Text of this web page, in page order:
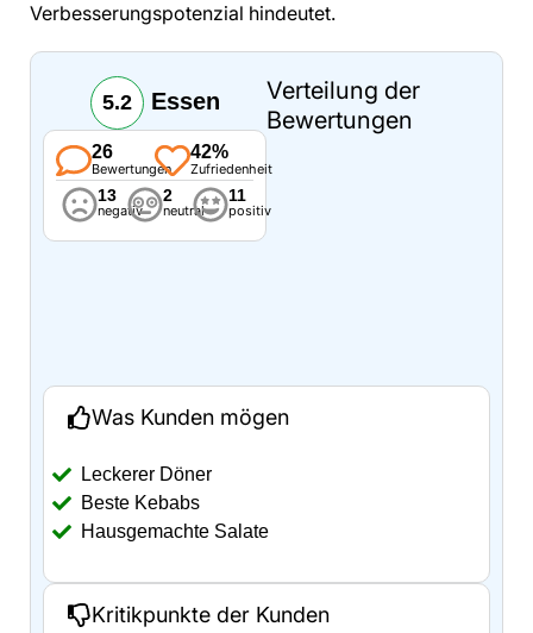
Verbesserungspotenzial hindeutet.
5.2 Essen
26
Bewertungen
42%
Zufriedenheit
13
negativ
2
neutral
11
positiv
Verteilung der
Bewertungen
Was Kunden mögen
Leckerer Döner
Beste Kebabs
Hausgemachte Salate
Kritikpunkte der Kunden